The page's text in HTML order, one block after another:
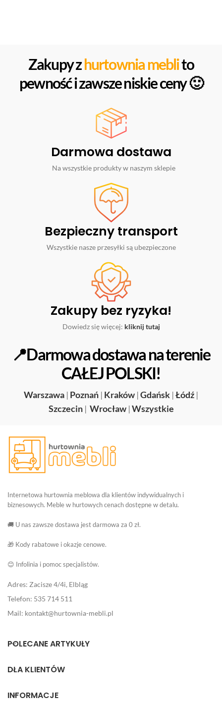
Zakupy zhurtownia meblito
pewność i zawsze niskie ceny 🙂
Darmowa dostawa
Na wszystkie produkty w naszym sklepie
Bezpieczny transport
Wszystkie nasze przesyłki są ubezpieczone
Zakupy bez ryzyka!
Dowiedz się więcej: kliknij tutaj
📍Darmowa dostawa na terenie
CAŁEJ POLSKI!
Warszawa | Poznań | Kraków |Gdańsk |Łódź |
Szczecin | Wrocław |Wszystkie
Internetowa hurtownia meblowa dla klientów indywidualnych i
biznesowych. Meble w hurtowych cenach dostępne w detalu.
🚚 U nas zawsze dostawa jest darmowa za 0 zł.
🎁 Kody rabatowe i okazje cenowe.
😊 Infolinia i pomoc specjalistów.
Adres: Zacisze 4/4i, Elbląg
Telefon: 535 714 511
Mail: kontakt@hurtownia-mebli.pl
POLECANE ARTYKUŁY
DLA KLIENTÓW
INFORMACJE